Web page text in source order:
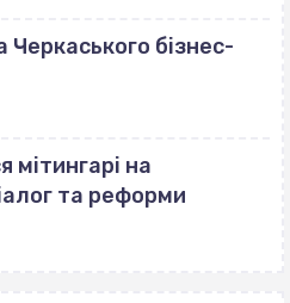
бізнес-
мітингарі на
та реформи